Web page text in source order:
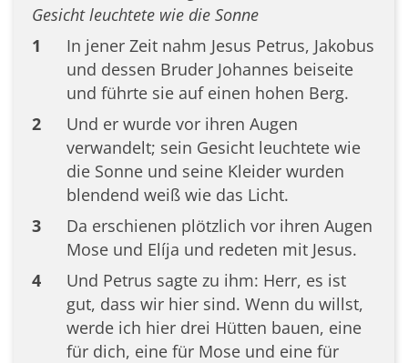
Gesicht leuchtete wie die Sonne
1
In jener Zeit nahm Jesus Petrus, Jakobus
und dessen Bruder Johannes beiseite
und führte sie auf einen hohen Berg.
2
Und er wurde vor ihren Augen
verwandelt; sein Gesicht leuchtete wie
die Sonne und seine Kleider wurden
blendend weiß wie das Licht.
3
Da erschienen plötzlich vor ihren Augen
Mose und Elíja und redeten mit Jesus.
4
Und Petrus sagte zu ihm: Herr, es ist
gut, dass wir hier sind. Wenn du willst,
werde ich hier drei Hütten bauen, eine
für dich, eine für Mose und eine für